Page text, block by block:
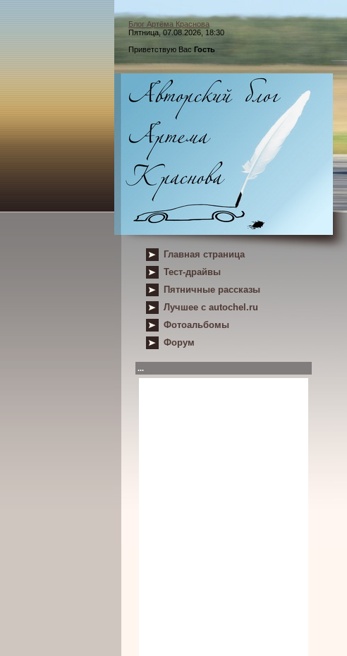
Блог Артёма Краснова
Пятница, 07.08.2026, 18:30
Приветствую Вас Гость
Главная страница
Тест-драйвы
Пятничные рассказы
Лучшее с autochel.ru
Фотоальбомы
Форум
...